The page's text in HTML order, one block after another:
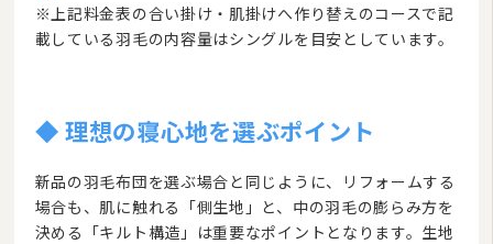
※上記料金表の合い掛け・肌掛けへ作り替えのコースで記
載している羽毛の内容量はシングルを目安としています。
◆ 理想の寝心地を選ぶポイント
新品の羽毛布団を選ぶ場合と同じように、リフォームする
場合も、肌に触れる「側生地」と、中の羽毛の膨らみ方を
決める「キルト構造」は重要なポイントとなります。生地